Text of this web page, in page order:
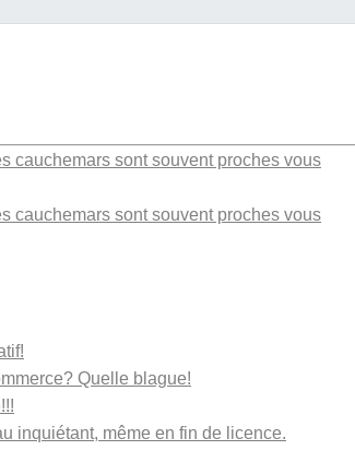
cauchemars sont souvent proches vous
cauchemars sont souvent proches vous
Quelle blague!
inquiétant, même en fin de licence.